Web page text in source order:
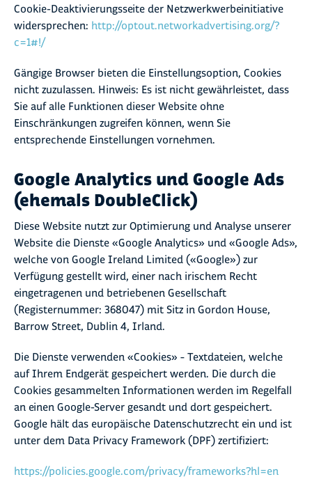
Cookie-Deaktivierungsseite der Netzwerkwerbeinitiative
widersprechen: http://optout.networkadvertising.org/?
c=1#!/
Gängige Browser bieten die Einstellungsoption, Cookies
nicht zuzulassen. Hinweis: Es ist nicht gewährleistet, dass
Sie auf alle Funktionen dieser Website ohne
Einschränkungen zugreifen können, wenn Sie
entsprechende Einstellungen vornehmen.
Google Analytics und Google Ads
(ehemals DoubleClick)
Diese Website nutzt zur Optimierung und Analyse unserer
Website die Dienste «Google Analytics» und «Google Ads»,
welche von Google Ireland Limited («Google») zur
Verfügung gestellt wird, einer nach irischem Recht
eingetragenen und betriebenen Gesellschaft
(Registernummer: 368047) mit Sitz in Gordon House,
Barrow Street, Dublin 4, Irland.
Die Dienste verwenden «Cookies» – Textdateien, welche
auf Ihrem Endgerät gespeichert werden. Die durch die
Cookies gesammelten Informationen werden im Regelfall
an einen Google-Server gesandt und dort gespeichert.
Google hält das europäische Datenschutzrecht ein und ist
unter dem Data Privacy Framework (DPF) zertifiziert:
https://policies.google.com/privacy/frameworks?hl=en